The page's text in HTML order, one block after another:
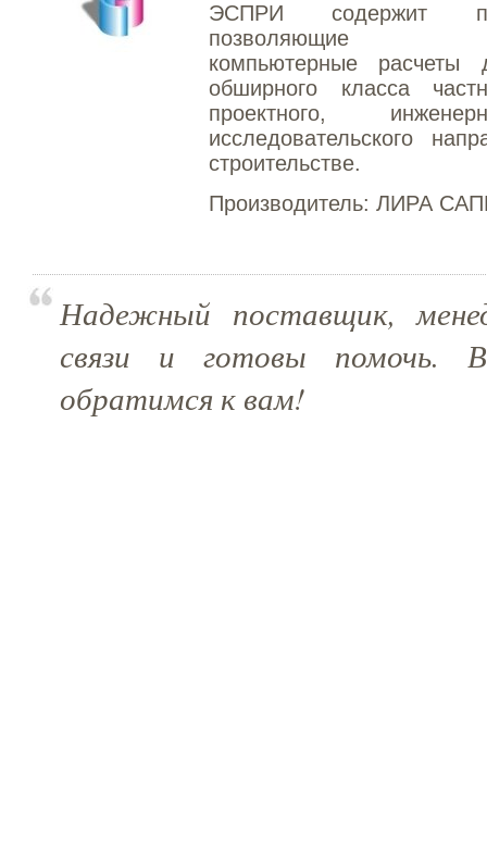
ЭСПРИ содержит
позволяющие
компьютерные расчеты
обширного класса
проектного,
исследовательского
строительстве.
Производитель: ЛИРА
Надежный поставщик,
связи и готовы помочь.
обратимся к вам!